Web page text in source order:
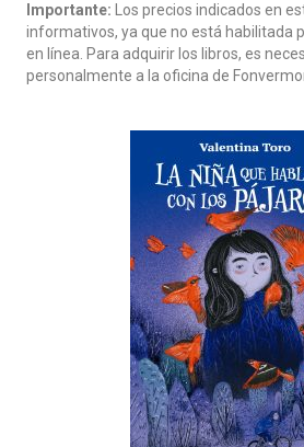
Importante: Los precios indicados en
informativos, ya que no está habilitada
en línea. Para adquirir los libros, es
personalmente a la oficina de